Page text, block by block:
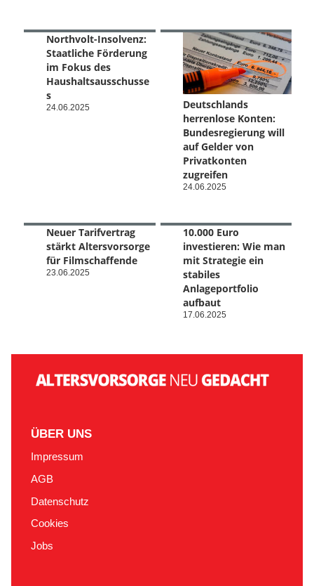
Northvolt-Insolvenz:
Staatliche Förderung
im Fokus des
Haushaltsausschusse
s
24.06.2025
Deutschlands
herrenlose Konten:
Bundesregierung will
auf Gelder von
Privatkonten
zugreifen
24.06.2025
Neuer Tarifvertrag
stärkt Altersvorsorge
für Filmschaffende
23.06.2025
10.000 Euro
investieren: Wie man
mit Strategie ein
stabiles
Anlageportfolio
aufbaut
17.06.2025
ÜBER UNS
Impressum
AGB
Datenschutz
Cookies
Jobs